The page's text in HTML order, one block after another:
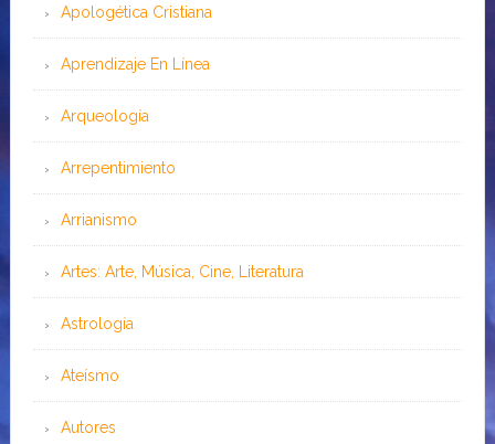
Apologética Cristiana
Aprendizaje En Línea
Arqueología
Arrepentimiento
Arrianismo
Artes: Arte, Música, Cine, Literatura
Astrología
Ateísmo
Autores